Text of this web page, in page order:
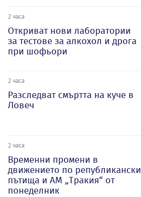
2 часа
Откриват нови лаборатории
за тестове за алкохол и дрога
при шофьори
2 часа
Разследват смъртта на куче в
Ловеч
2 часа
Временни промени в
движението по републикански
пътища и АМ „Тракия“ от
понеделник